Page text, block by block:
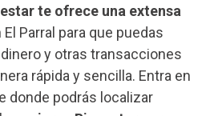
te ofrece una extensa
El Parral para que puedas
y otras transacciones
rápida y sencilla. Entra en
donde podrás localizar